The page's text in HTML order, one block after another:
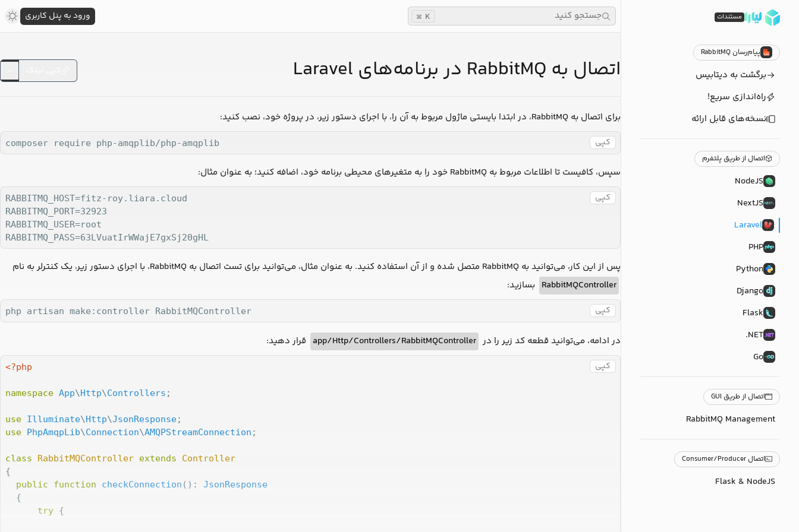
مستندات
پیام‌رسان RabbitMQ
برگشت به دیتابیس
راه‌اندازی سریع!
نسخه‌های قابل ارائه
اتصال از طریق پلتفرم
NodeJS
NextJS
Laravel
PHP
Python
Django
Flask
NET.
Go
اتصال از طریق GUI
RabbitMQ Management
اتصال Consumer/Producer
Flask & NodeJS
اتصال به RabbitMQ در برنامه‌های Laravel
برای اتصال به RabbitMQ، در ابتدا بایستی ماژول مربوط به آن را، با اجرای دستور زیر، در پروژه خود، نصب کنید:
کپی composer require php-amqplib/php-amqplib
سپس، کافیست تا اطلاعات مربوط به RabbitMQ خود را به متغیرهای محیطی برنامه خود، اضافه کنید؛ به عنوان مثال:
کپی
RABBITMQ_HOST=fitz-roy.liara.cloud
RABBITMQ_PORT=32923
RABBITMQ_USER=root
پس از این کار، می‌توانید به RabbitMQ متصل شده و از آن استفاده کنید. به عنوان مثال، می‌توانید برای تست اتصال به RabbitMQ، با اجرای دستور زیر، یک کنترلر به نام
RabbitMQController بسازید:
کپی php artisan make:controller RabbitMQController
در ادامه، می‌توانید قطعه کد زیر را در app/Http/Controllers/RabbitMQController قرار دهید:
کپی <?php
namespace App\Http\Controllers ;
use Illuminate\Http\JsonResponse
use PhpAmqpLib\Connection\AMQPStreamConnection ;
class RabbitMQController extends
Controller
{
public
function checkConnection ( ): JsonResponse
{
try {
جستجو کنید K
⌘ ورود به پنل کاربری